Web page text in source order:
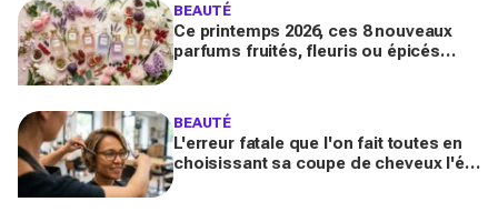
BEAUTÉ
Ce printemps 2026, ces 8 nouveaux
parfums fruités, fleuris ou épicés
BEAUTÉ
L'erreur fatale que l'on fait toutes en
choisissant sa coupe de cheveux l'été